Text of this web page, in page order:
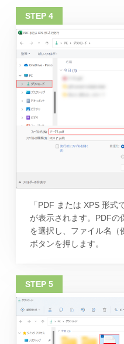
「PDF または XPS 形式
が表示されます。PDFの
を選択し、ファイル名（
ボタンを押します。